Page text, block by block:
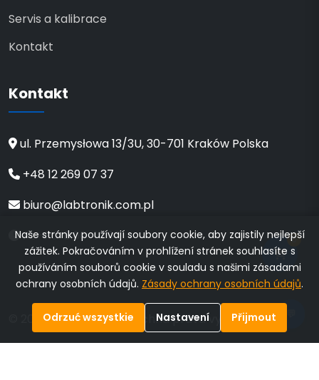
0
Servis a kalibrace
Kontakt
Kontakt
ul. Przemysłowa 13/3U, 30-701 Kraków Polska
+48 12 269 07 37
biuro@labtronik.com.pl
Po–Pá: 8:00–16:00
© 2026 Labtronik. © Všechna práva vyhrazena
Naše stránky používají soubory cookie, aby zajistily nejlepší
zážitek. Pokračováním v prohlížení stránek souhlasíte s
používáním souborů cookie v souladu s našimi zásadami
ochrany osobních údajů. Zásady ochrany osobních údajů.
Odrzuć wszystkie Nastavení Přijmout